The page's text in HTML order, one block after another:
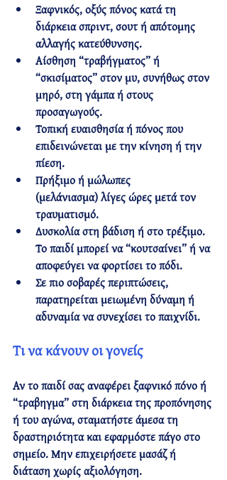
Ξαφνικός, οξύς πόνος κατά τη
διάρκεια σπριντ, σουτ ή απότομης
αλλαγής κατεύθυνσης.
Αίσθηση “τραβήγματος” ή
“σκισίματος” στον μυ, συνήθως στον
μηρό, στη γάμπα ή στους
προσαγωγούς.
Τοπική ευαισθησία ή πόνος που
επιδεινώνεται με την κίνηση ή την
πίεση.
Πρήξιμο ή μώλωπες
(μελάνιασμα) λίγες ώρες μετά τον
τραυματισμό.
Δυσκολία στη βάδιση ή στο τρέξιμο.
Το παιδί μπορεί να “κουτσαίνει” ή να
αποφεύγει να φορτίσει το πόδι.
Σε πιο σοβαρές περιπτώσεις,
παρατηρείται μειωμένη δύναμη ή
αδυναμία να συνεχίσει το παιχνίδι.
Τι να κάνουν οι γονείς
Αν το παιδί σας αναφέρει ξαφνικό πόνο ή
“τραβηγμα” στη διάρκεια της προπόνησης
ή του αγώνα, σταματήστε άμεσα τη
δραστηριότητα και εφαρμόστε πάγο στο
σημείο. Μην επιχειρήσετε μασάζ ή
διάταση χωρίς αξιολόγηση.